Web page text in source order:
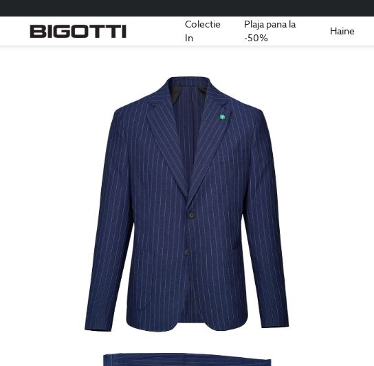
Colectie
In
Plaja pana la
-50%
Haine